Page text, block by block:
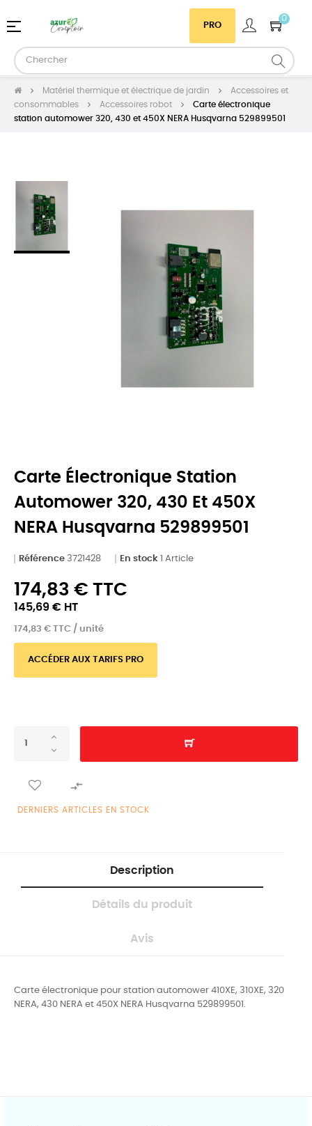
PRO
0
Basculer
navigation
☰
Matériel thermique et électrique de jardin
Accessoires et
consommables
Accessoires robot
Carte électronique
station automower 320, 430 et 450X NERA Husqvarna 529899501
Carte Électronique Station
Automower 320, 430 Et 450X
NERA Husqvarna 529899501
Référence 3721428 En stock 1 Article
174,83 € TTC
145,69 € HT
174,83 € TTC / unité
ACCÉDER AUX TARIFS PRO

DERNIERS ARTICLES EN STOCK
Description
Détails du produit
Avis
Carte électronique pour station automower 410XE, 310XE, 320
NERA, 430 NERA et 450X NERA Husqvarna 529899501.